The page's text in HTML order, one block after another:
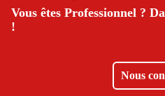
Vous êtes Professionnel ?
!
Nous